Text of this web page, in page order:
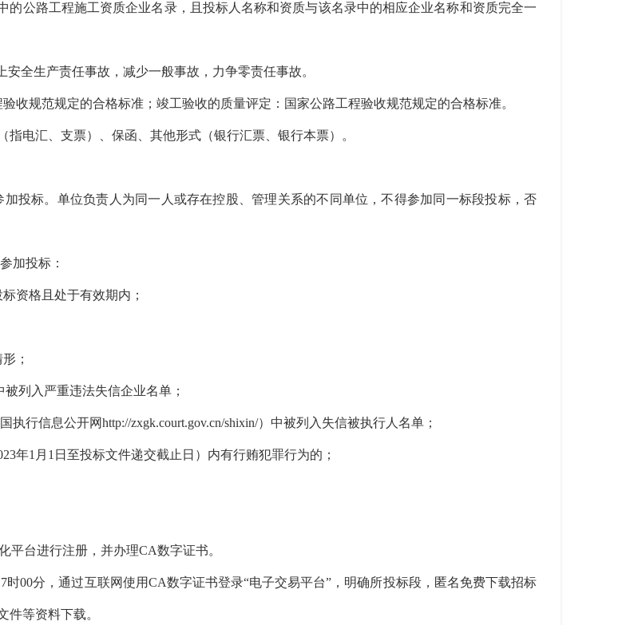
的公路工程施工资质企业名录，且投标人名称和资质与该名录中的相应企业名称和资质完全一
全生产责任事故，减少一般事故，力争零责任事故。
规范规定的合格标准；竣工验收的质量评定：国家公路工程验收规范规定的合格标准。
电汇、支票）、保函、其他形式（银行汇票、银行本票）。
标。单位负责人为同一人或存在控股、管理关系的不同单位，不得参加同一标段投标，否
加投标：
资格且处于有效期内；
；
列入严重违法失信企业名单；
行信息公开网http://zxgk.court.gov.cn/shixin/）中被列入失信被执行人名单；
1月1日至投标文件递交截止日）内有行贿犯罪行为的；
台进行注册，并办理CA数字证书。
00分，通过互联网使用CA数字证书登录“电子交易平台”，明确所投标段，匿名免费下载招标
等资料下载。